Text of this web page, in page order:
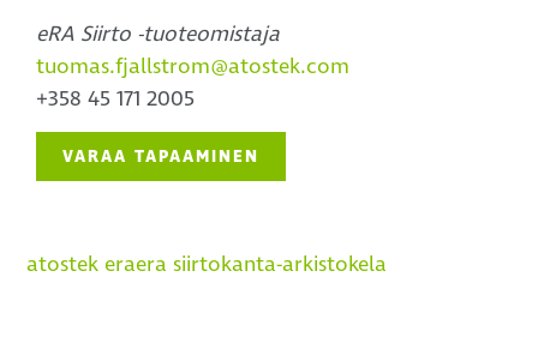
eRA Siirto -tuoteomistaja
tuomas.fjallstrom@atostek.com
+358 45 171 2005
VARAA TAPAAMINEN
atostek eraera siirtokanta-arkistokela